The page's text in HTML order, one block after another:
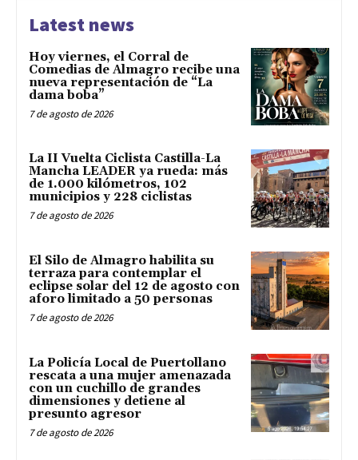
Latest news
Hoy viernes, el Corral de
Comedias de Almagro recibe una
nueva representación de “La
dama boba”
7 de agosto de 2026
La II Vuelta Ciclista Castilla-La
Mancha LEADER ya rueda: más
de 1.000 kilómetros, 102
municipios y 228 ciclistas
7 de agosto de 2026
El Silo de Almagro habilita su
terraza para contemplar el
eclipse solar del 12 de agosto con
aforo limitado a 50 personas
7 de agosto de 2026
La Policía Local de Puertollano
rescata a una mujer amenazada
con un cuchillo de grandes
dimensiones y detiene al
presunto agresor
7 de agosto de 2026